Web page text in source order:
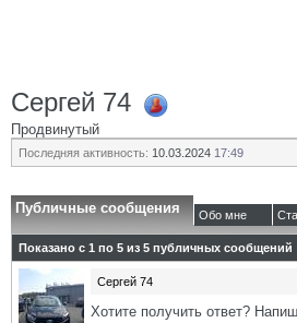
Сергей 74
Продвинутый
Последняя активность: 10.03.2024 17:49
Публичные сообщения Обо мне
Показано с 1 по 5 из 5 публичных сообщений
Сергей 74
Хотите получить ответ?